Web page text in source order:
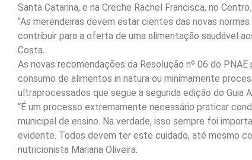
Santa Catarina, e na Creche Rachel Francisca, no Centro.
“As merendeiras devem estar cientes das novas
contribuir para a oferta de uma alimentação saudável
Costa.
As novas recomendações da Resolução nº 06 do
consumo de alimentos in natura ou minimamente
ultraprocessados que segue a segunda edição do Guia
“É um processo extremamente necessário praticar
municipal de ensino. Na verdade, isso sempre foi
evidente. Todos devem ter este cuidado, até mesmo
nutricionista Mariana Oliveira.